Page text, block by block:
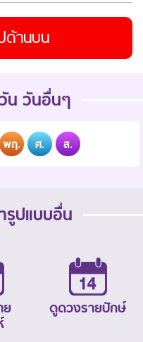
ด้านบน
น วันอื่นๆ
พฤ. ศ. ส.
รูปแบบอื่น
ย
ดูดวงรายปักษ์